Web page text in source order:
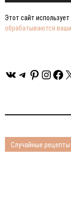
Этот сайт
обрабатываются
ВКонтакте
TelegramX
Случайные рецепты